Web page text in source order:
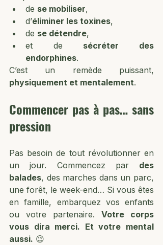
de se mobiliser,
d’éliminer les toxines,
de se détendre,
et de sécréter des
endorphines.
physiquement et mentalement.
Commencer pas à pas… sans
pression
Pas besoin de tout révolutionner en
un jour. Commencez par des
balades, des marches dans un parc,
une forêt, le week-end… Si vous êtes
en famille, embarquez vos enfants
ou votre partenaire. Votre corps
vous dira merci. Et votre mental
aussi. 😉